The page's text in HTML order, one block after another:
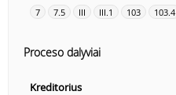
7 7.5 III III.1 103 103.4
Proceso dalyviai
Kreditorius